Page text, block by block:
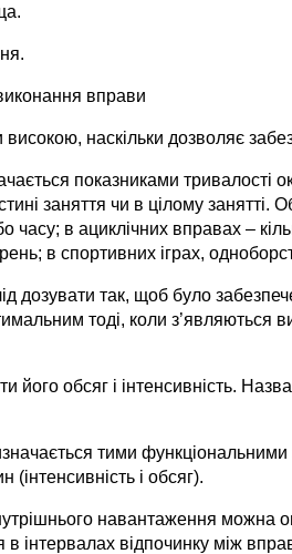
вправи
високою, наскільки дозволяє
показниками тривалості
заняття чи в цілому
в ациклічних вправах –
в спортивних іграх,
дозувати так, щоб було
тоді, коли з’являються
обсяг і інтенсивність.
тими функціональними
і обсяг).
навантаження можна
в інтервалах відпочинку між